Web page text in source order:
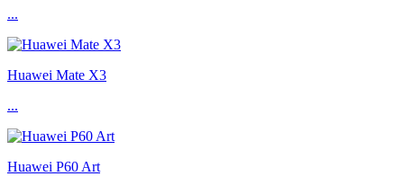
...
Huawei Mate X3
...
Huawei P60 Art